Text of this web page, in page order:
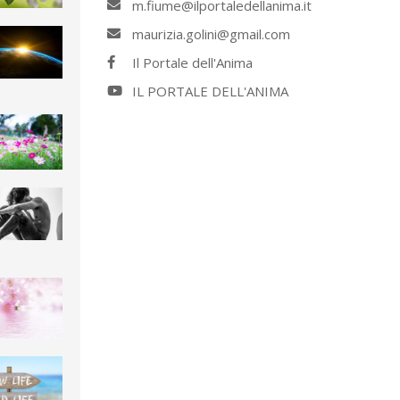
m.fiume@ilportaledellanima.it
maurizia.golini@gmail.com
Il Portale dell'Anima
IL PORTALE DELL'ANIMA